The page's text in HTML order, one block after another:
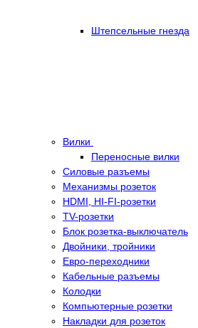
Штепсельные гнезда
Вилки
Переносные вилки
Силовые разъемы
Механизмы розеток
HDMI, HI-FI-розетки
TV-розетки
Блок розетка-выключатель
Двойники, тройники
Евро-переходники
Кабельные разъемы
Колодки
Компьютерные розетки
Накладки для розеток